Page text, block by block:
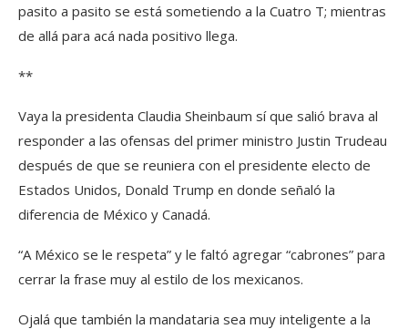
pasito a pasito se está sometiendo a la Cuatro T; mientras
de allá para acá nada positivo llega.
**
Vaya la presidenta Claudia Sheinbaum sí que salió brava al
responder a las ofensas del primer ministro Justin Trudeau
después de que se reuniera con el presidente electo de
Estados Unidos, Donald Trump en donde señaló la
diferencia de México y Canadá.
“A México se le respeta” y le faltó agregar “cabrones” para
cerrar la frase muy al estilo de los mexicanos.
Ojalá que también la mandataria sea muy inteligente a la